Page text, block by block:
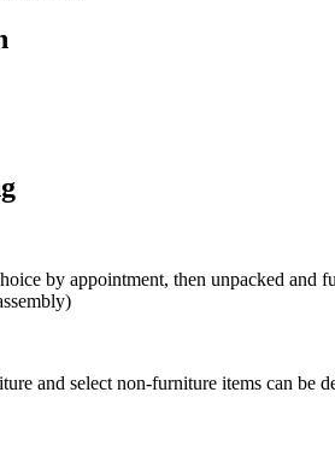
by appointment, then unpacked
and select non-furniture items can be